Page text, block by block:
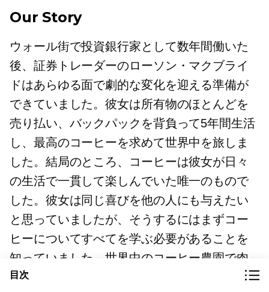
Our Story
ウォール街で投資銀行家として数年間働いた
後、証券トレーダーのローソン・マクブライ
ドはあらゆる面で劇的な変化を迎える準備が
できていました。彼女は所有物のほとんどを
売り払い、バックパックを背負って5年間生活
し、最高のコーヒーを求めて世界中を旅しま
した。結局のところ、コーヒーは彼女が日々
の生活で一貫して楽しんでいた唯一のもので
した。彼女は同じ喜びを他の人にも与えたい
と思っていましたが、そうするにはまずコー
ヒーについてすべてを学ぶ必要があることを
知っていました。世界中のコーヒー農園で肉
体労働の仕事を経験した後、彼女は業界のコ
目次